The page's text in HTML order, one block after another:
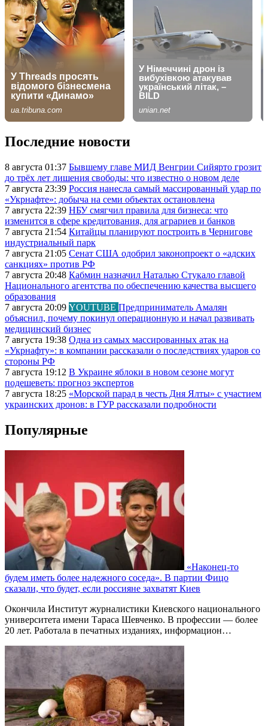
Последние новости
8 августа 01:37 Бывшему главе МИД Венгрии Сийярто грозит
до трёх лет лишения свободы: что известно о новом деле
7 августа 23:39 Россия нанесла самый массированный удар по
«Укрнафте»: добыча на семи объектах остановлена
7 августа 22:39 НБУ смягчил правила для бизнеса: что
изменится в сфере кредитования, для аграриев и банков
7 августа 21:54 Китайцы планируют построить в Чернигове
индустриальный парк
7 августа 21:05 Сенат США одобрил законопроект о «адских
санкциях» против РФ
7 августа 20:48 Кабмин назначил Наталью Стукало главой
Национального агентства по обеспечению качества высшего
образования
7 августа 20:09 YOUTUBE Предприниматель Амалян
объяснил, почему покинул операционную и начал развивать
медицинский бизнес
7 августа 19:38 Одна из самых массированных атак на
«Укрнафту»: в компании рассказали о последствиях ударов со
стороны РФ
7 августа 19:12 В Украине яблоки в новом сезоне могут
подешеветь: прогноз экспертов
7 августа 18:25 «Морской парад в честь Дня Ялты» с участием
украинских дронов: в ГУР рассказали подробности
Популярные
«Наконец-то
будем иметь более надежного соседа». В партии Фицо
сказали, что будет, если россияне захватят Киев
Окончила Институт журналистики Киевского национального
университета имени Тараса Шевченко. В профессии — более
20 лет. Работала в печатных изданиях, информацион…